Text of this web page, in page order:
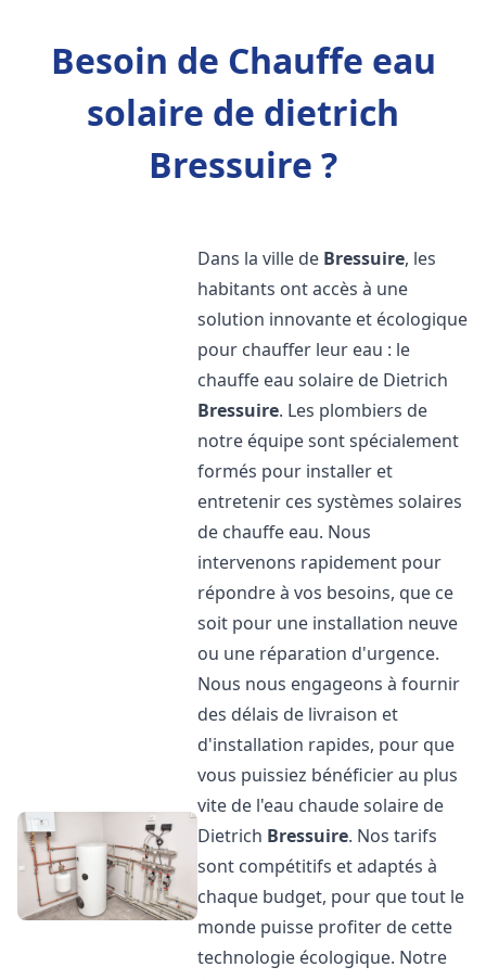
Besoin de Chauffe eau
solaire de dietrich
Bressuire ?
Dans la ville de Bressuire, les
habitants ont accès à une
solution innovante et écologique
pour chauffer leur eau : le
chauffe eau solaire de Dietrich
Bressuire. Les plombiers de
notre équipe sont spécialement
formés pour installer et
entretenir ces systèmes solaires
de chauffe eau. Nous
intervenons rapidement pour
répondre à vos besoins, que ce
soit pour une installation neuve
ou une réparation d'urgence.
Nous nous engageons à fournir
des délais de livraison et
d'installation rapides, pour que
vous puissiez bénéficier au plus
vite de l'eau chaude solaire de
Dietrich Bressuire. Nos tarifs
sont compétitifs et adaptés à
chaque budget, pour que tout le
monde puisse profiter de cette
technologie écologique. Notre